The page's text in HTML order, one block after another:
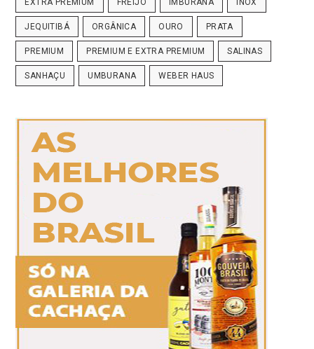
JEQUITIBÁ ORGÂNICA OURO PRATA
PREMIUM PREMIUM E EXTRA PREMIUM SALINAS
SANHAÇU UMBURANA WEBER HAUS